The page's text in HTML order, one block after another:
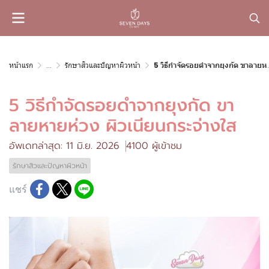
หน้าแรก ... รักษาสิวและปัญหาผิวหน้า 5 วิธีกำจัดรอยดำจากยุงกัด ขาลายหายห่วง ผิวเนียนกระจ่างใส
5 วิธีกำจัดรอยดำจากยุงกัด ขา
ลายหายห่วง ผิวเนียนกระจ่างใส
อัพเดทล่าสุด: 11 มิ.ย. 2026 4100 ผู้เข้าชม
รักษาสิวและปัญหาผิวหน้า
แชร์